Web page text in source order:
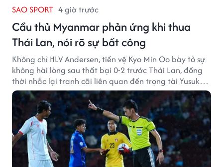
SAO SPORT 4 giờ trước
Cầu thủ Myanmar phản ứng khi thua
Thái Lan, nói rõ sự bất công
Không chỉ HLV Andersen, tiền vệ Kyo Min Oo bày tỏ sự
không hài lòng sau thất bại 0-2 trước Thái Lan, đồng
thời nhắc lại tranh cãi liên quan đến trọng tài Yusuke
Ohashi.